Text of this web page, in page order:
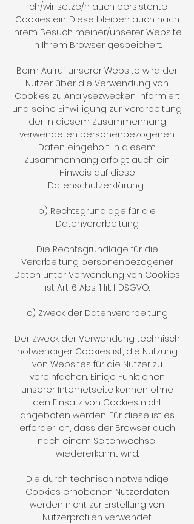
Ich/wir setze/n auch persistente
Cookies ein. Diese bleiben auch nach
Ihrem Besuch meiner/unserer Website
in Ihrem Browser gespeichert.
Beim Aufruf unserer Website wird der
Nutzer über die Verwendung von
Cookies zu Analysezwecken informiert
und seine Einwilligung zur Verarbeitung
der in diesem Zusammenhang
verwendeten personenbezogenen
Daten eingeholt. In diesem
Zusammenhang erfolgt auch ein
Hinweis auf diese
Datenschutzerklärung.
b) Rechtsgrundlage für die
Datenverarbeitung
Die Rechtsgrundlage für die
Verarbeitung personenbezogener
Daten unter Verwendung von Cookies
ist Art. 6 Abs. 1 lit. f DSGVO.
c) Zweck der Datenverarbeitung
Der Zweck der Verwendung technisch
notwendiger Cookies ist, die Nutzung
von Websites für die Nutzer zu
vereinfachen. Einige Funktionen
unserer Internetseite können ohne
den Einsatz von Cookies nicht
angeboten werden. Für diese ist es
erforderlich, dass der Browser auch
nach einem Seitenwechsel
wiedererkannt wird.
Die durch technisch notwendige
Cookies erhobenen Nutzerdaten
werden nicht zur Erstellung von
Nutzerprofilen verwendet.